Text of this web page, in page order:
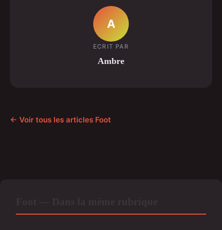
A
ECRIT PAR
Ambre
← Voir tous les articles Foot